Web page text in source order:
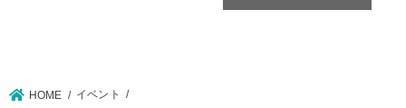
HOME
イベント